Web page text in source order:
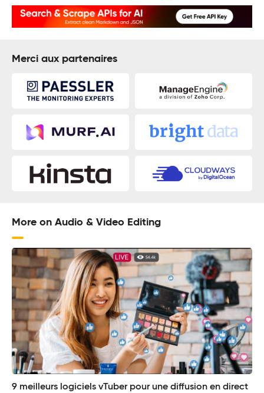
Merci aux partenaires
More on Audio & Video Editing
9 meilleurs logiciels vTuber pour une diffusion en direct